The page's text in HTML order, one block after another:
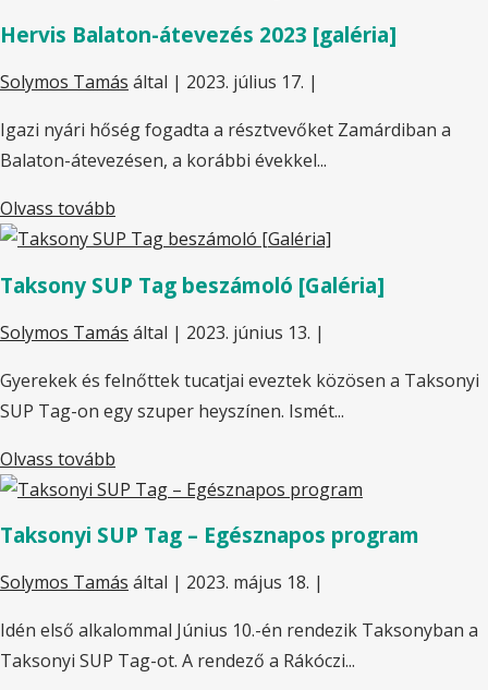
Hervis Balaton-átevezés 2023 [galéria]
Solymos Tamás által | 2023. július 17. |
Igazi nyári hőség fogadta a résztvevőket Zamárdiban a
Balaton-átevezésen, a korábbi évekkel...
Olvass tovább
Taksony SUP Tag beszámoló [Galéria]
Solymos Tamás által | 2023. június 13. |
Gyerekek és felnőttek tucatjai eveztek közösen a Taksonyi
SUP Tag-on egy szuper heyszínen. Ismét...
Olvass tovább
Taksonyi SUP Tag – Egésznapos program
Solymos Tamás által | 2023. május 18. |
Idén első alkalommal Június 10.-én rendezik Taksonyban a
Taksonyi SUP Tag-ot. A rendező a Rákóczi...